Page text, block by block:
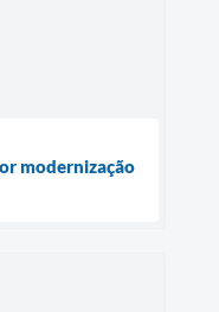
modernização